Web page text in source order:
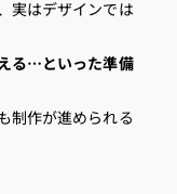
実はデザインでは
る…といった準備
制作が進められる